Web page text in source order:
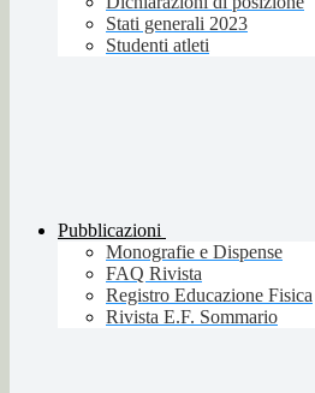
Stati generali 2023
Studenti atleti
Pubblicazioni
Monografie e Dispense
FAQ Rivista
Registro Educazione Fisica
Rivista E.F. Sommario